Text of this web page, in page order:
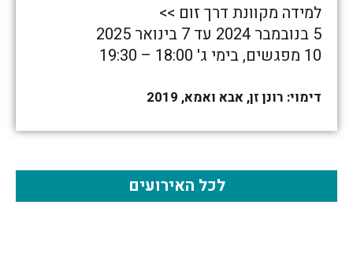
למידה מקוונת דרך זום >>
5 בנובמבר 2024 עד 7 בינואר 2025
10 מפגשים, בימי ג' 18:00 – 19:30
דימוי: רונן זן, אבא ואמא, 2019
לכל האירועים